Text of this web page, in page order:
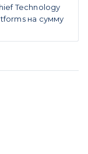
Technology
на сумму